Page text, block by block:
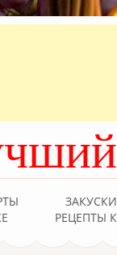
ЗАКУСКИ
РЕЦЕПТЫ